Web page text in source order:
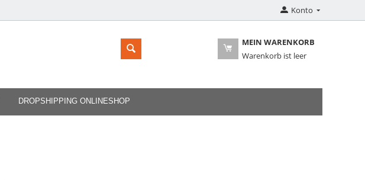
Konto
MEIN WARENKORB
Warenkorb ist leer
DROPSHIPPING ONLINESHOP